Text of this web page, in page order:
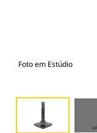
Foto em Estúdio